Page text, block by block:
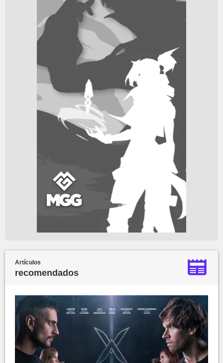
Artículos
recomendados